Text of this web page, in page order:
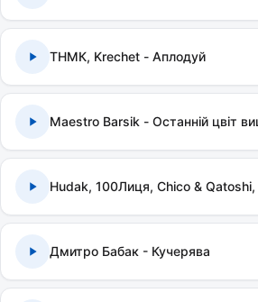
ТНМК, Krechet - Аплодуй
Maestro Barsik - Останній цвіт
Дмитро Бабак - Кучерява